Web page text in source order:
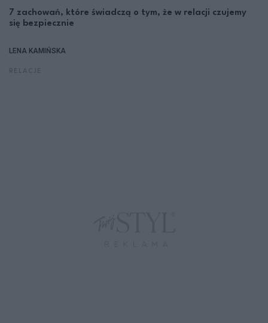
7 zachowań, które świadczą o tym, że w relacji czujemy
się bezpiecznie
LENA KAMIŃSKA